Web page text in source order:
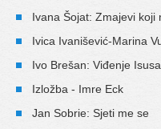
Ivana Šojat: Zmajevi koji
Ivica Ivanišević-Marina
Ivo Brešan: Viđenje
Izložba - Imre Eck
Jan Sobrie: Sjeti me se